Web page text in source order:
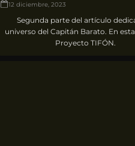
12 diciembre, 2023
Segunda parte del artículo
universo del Capitán Barato. En
Proyecto TIFÓN.